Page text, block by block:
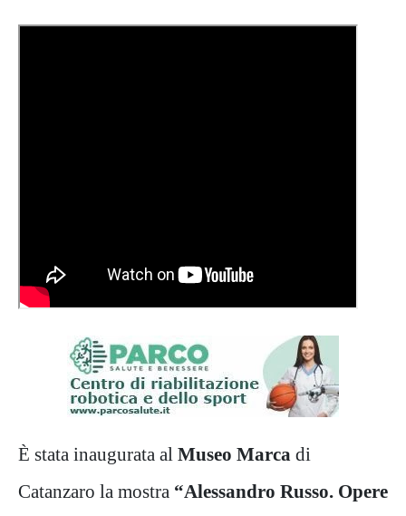
È stata inaugurata al Museo Marca di
Catanzaro la mostra “Alessandro Russo. Opere